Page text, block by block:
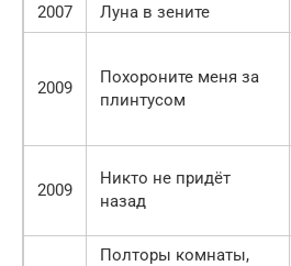
2007 Луна в зените
2009
Похороните меня за
плинтусом
2009
Никто не придёт
назад
Полторы комнаты,